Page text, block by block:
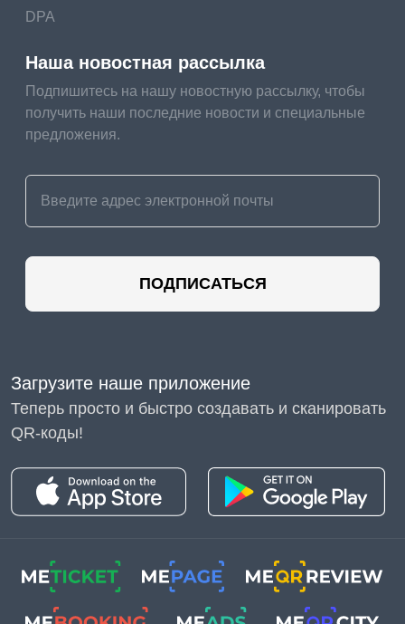
DPA
Наша новостная рассылка
Подпишитесь на нашу новостную рассылку, чтобы
получить наши последние новости и специальные
предложения.
ПОДПИСАТЬСЯ
Загрузите наше приложение
Теперь просто и быстро создавать и сканировать
QR-коды!